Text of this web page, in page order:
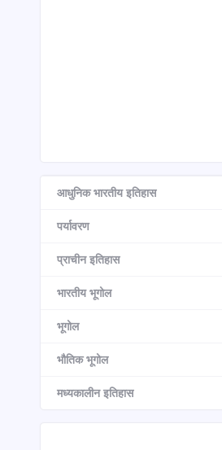
आधुनिक भारतीय इतिहास
पर्यावरण
प्राचीन इतिहास
भारतीय भूगोल
भूगोल
भौतिक भूगोल
मध्यकालीन इतिहास